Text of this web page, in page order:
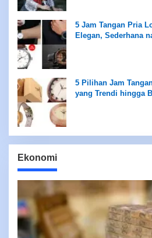
5 Jam Tangan Pria
Elegan, Sederhana
5 Pilihan Jam
yang Trendi hingga
Ekonomi